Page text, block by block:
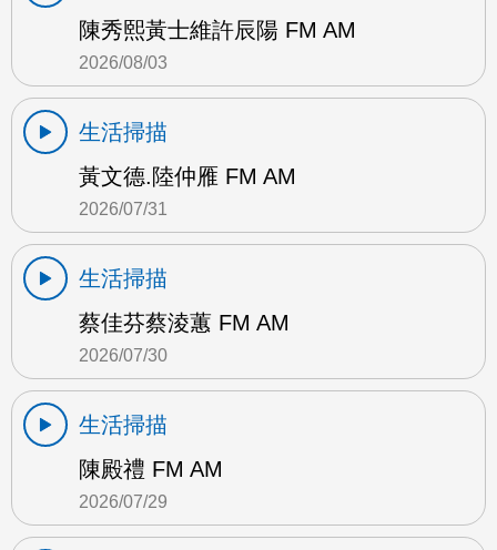
陳秀熙黃士維許辰陽 FM AM
2026/08/03
生活掃描
黃文德.陸仲雁 FM AM
2026/07/31
生活掃描
蔡佳芬蔡淩蕙 FM AM
2026/07/30
生活掃描
陳殿禮 FM AM
2026/07/29